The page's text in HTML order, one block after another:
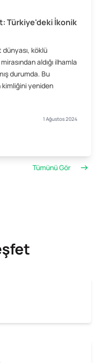
Türkiye'deki İkonik
köklü
aldığı ilhamla
durumda. Bu
yeniden
1 Ağustos 2024
Tümünü Gör